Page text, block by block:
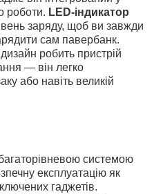
роботи. LED-індикатор
заряду, щоб ви завжди
сам павербанк.
робить пристрій
— він легко
або навіть великій
системою
експлуатацію як
гаджетів.